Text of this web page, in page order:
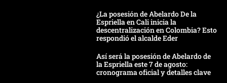
¿La posesión de Abelardo De la
Espriella en Cali inicia la
descentralización en Colombia? Esto
respondió el alcalde Eder
Así será la posesión de Abelardo de
la Espriella este 7 de agosto:
cronograma oficial y detalles clave